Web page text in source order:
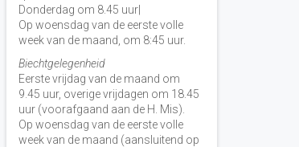
Donderdag om 8.45 uur|
Op woensdag van de eerste volle
week van de maand, om 8:45 uur.
Biechtgelegenheid
Eerste vrijdag van de maand om
9.45 uur, overige vrijdagen om 18.45
uur (voorafgaand aan de H. Mis).
Op woensdag van de eerste volle
week van de maand (aansluitend op